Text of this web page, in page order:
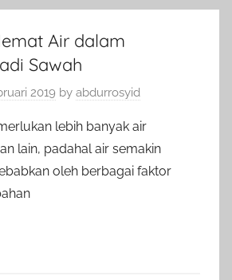
Air dalam
Sawah
2019 by abdurrosyid
lebih banyak air
lain, padahal air semakin
oleh berbagai faktor